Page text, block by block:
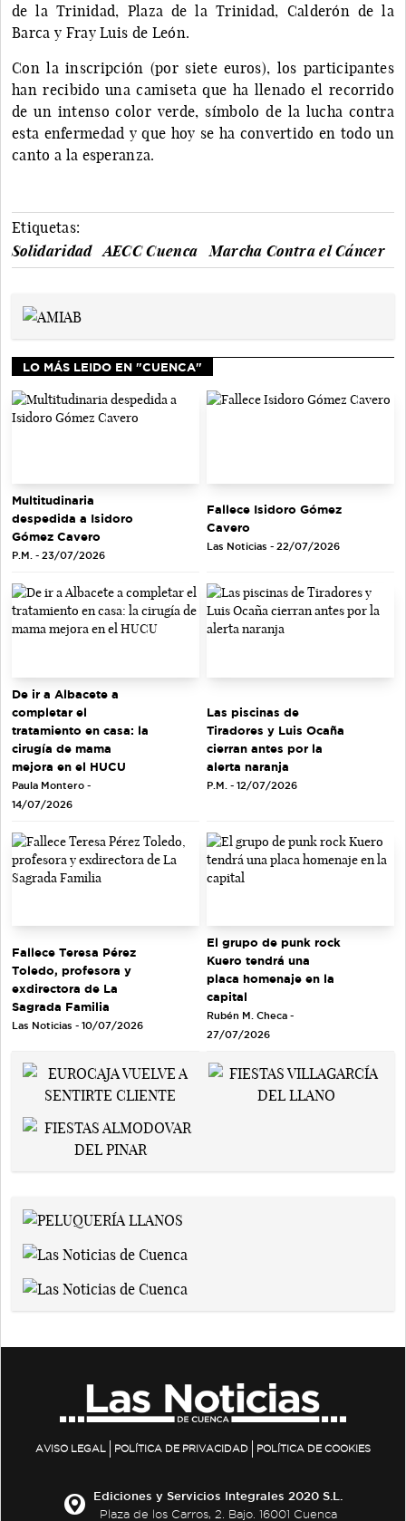
de la Trinidad, Plaza de la Trinidad, Calderón de la
Barca y Fray Luis de León.
Con la inscripción (por siete euros), los participantes
han recibido una camiseta que ha llenado el recorrido
de un intenso color verde, símbolo de la lucha contra
esta enfermedad y que hoy se ha convertido en todo un
canto a la esperanza.
Etiquetas:
Solidaridad
AECC Cuenca Marcha Contra el Cáncer
LO MÁS LEIDO EN "CUENCA"
Multitudinaria
despedida a Isidoro
Gómez Cavero
P.M. - 23/07/2026
Fallece Isidoro Gómez
Cavero
Las Noticias - 22/07/2026
De ir a Albacete a
completar el
tratamiento en casa: la
cirugía de mama
mejora en el HUCU
Paula Montero -
14/07/2026
Las piscinas de
Tiradores y Luis Ocaña
cierran antes por la
alerta naranja
P.M. - 12/07/2026
Fallece Teresa Pérez
Toledo, profesora y
exdirectora de La
Sagrada Familia
Las Noticias - 10/07/2026
El grupo de punk rock
Kuero tendrá una
placa homenaje en la
capital
Rubén M. Checa -
27/07/2026
AVISO LEGAL POLÍTICA DE PRIVACIDAD POLÍTICA DE COOKIES
Ediciones y Servicios Integrales 2020 S.L.
Plaza de los Carros, 2. Bajo. 16001 Cuenca